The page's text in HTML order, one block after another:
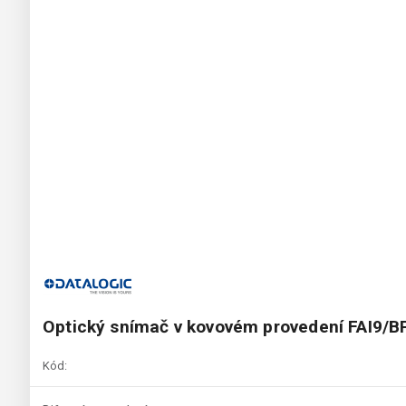
Optický snímač v kovovém provedení FAI9/
Kód: